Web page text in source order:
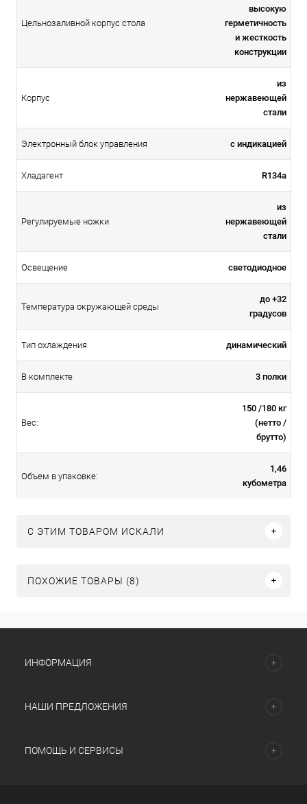
Цельнозаливной корпус стола
высокую
герметичность
и жесткость
конструкции
Корпус
из
нержавеющей
стали
Электронный блок управления с индикацией
Хладагент R134a
Регулируемые ножки
из
нержавеющей
стали
Освещение светодиодное
Температура окружающей среды
до +32
градусов
Тип охлаждения динамический
В комплекте 3 полки
Вес:
150 /180 кг
(нетто /
брутто)
Объем в упаковке:
1,46
кубометра
C ЭТИМ ТОВАРОМ ИСКАЛИ
ПОХОЖИЕ ТОВАРЫ (8)
ИНФОРМАЦИЯ
НАШИ ПРЕДЛОЖЕНИЯ
ПОМОЩЬ И СЕРВИСЫ